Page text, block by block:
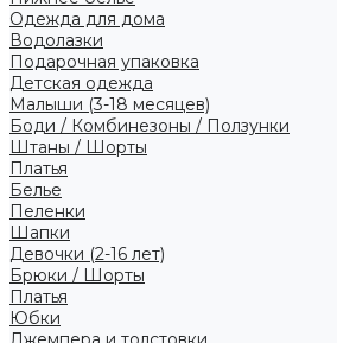
Одежда для дома
Водолазки
Подарочная упаковка
Детская одежда
Малыши (3-18 месяцев)
Боди / Комбинезоны / Ползунки
Штаны / Шорты
Платья
Белье
Пеленки
Шапки
Девочки (2-16 лет)
Брюки / Шорты
Платья
Юбки